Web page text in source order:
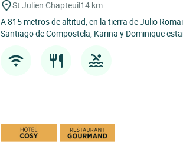
St Julien Chapteuil14 km
A 815 metros de altitud, en la tierra de Julio
Santiago de Compostela, Karina y Dominique